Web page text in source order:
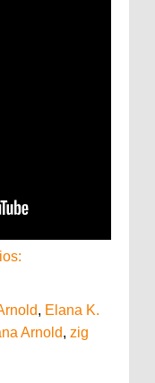
, Elana K.
Arnold, zig